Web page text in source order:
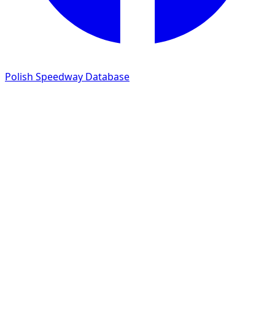
Polish Speedway Database